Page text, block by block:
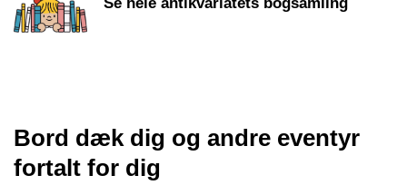
Bord dæk dig og andre eventyr
fortalt for dig